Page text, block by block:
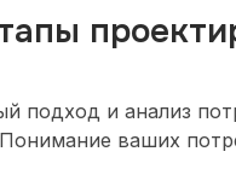
подход и анализ
ваших